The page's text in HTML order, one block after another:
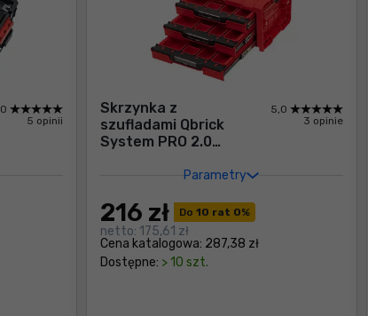
5 opinii
Skrzynka z
szufladami Qbrick
System PRO 2.0
EXPERT RED Ultra
Parametry
5,0
3 opinie
Do 10 rat 0%
Cena katalogowa: 287,38 zł
216 zł
netto: 175,61 zł
Dostępne: > 10 szt.